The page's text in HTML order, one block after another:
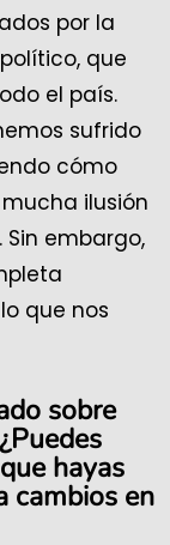
por la
que
el país.
sufrido
cómo
ilusión
embargo,
que nos
sobre
hayas
cambios en